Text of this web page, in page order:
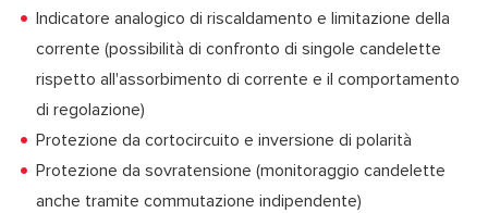
Indicatore analogico di riscaldamento e limitazione della
corrente (possibilità di confronto di singole candelette
rispetto all'assorbimento di corrente e il comportamento
di regolazione)
Protezione da cortocircuito e inversione di polarità
Protezione da sovratensione (monitoraggio candelette
anche tramite commutazione indipendente)